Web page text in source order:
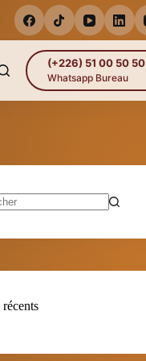
(+226) 51 00 50 50
Whatsapp Bureau